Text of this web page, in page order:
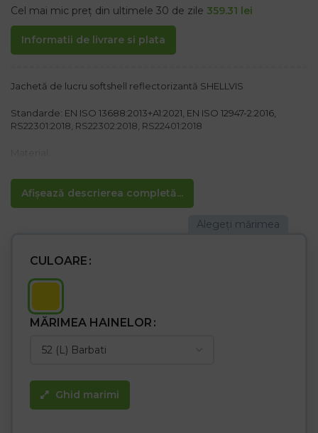
Cel mai mic preț din ultimele 30 de zile 359.31 lei
Informatii de livrare si plata
Afișează descrierea completă...
Jachetă de lucru softshell reflectorizantă SHELLVIS
Standarde: EN ISO 13688:2013+A1:2021, EN ISO 12947-2:2016,
RS22301:2018, RS22302:2018, RS22401:2018
6% elastan, membrană TPU, fleece 100% poliester, 280 g/m²
Căptușeală galbenă: material softshell cu 3 straturi 100%
poliester, membrană TPU, fleece 100% poliester, 280 g/m²
Caracteristici:
în același timp pielii să respire
– Închidere cu fermoar
– Stand-up guler cu căptușeală din fleece
– Partea de jos a jachetei cu șnururi pe interior
– Dungi reflectorizante segmentate și elemente reflectorizante
– Ideal pentru muncă și sport
CULOARE
MĂRIMEA HAINELOR
Ghid marimi